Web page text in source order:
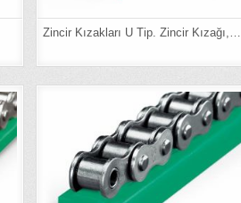
Zincir Kızakları U Tip. Zincir Kızağı,…